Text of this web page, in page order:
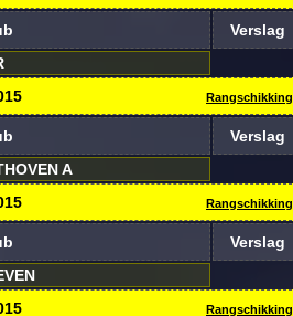
Verslag
Rangschikking
Verslag
A
Rangschikking
Verslag
Rangschikking